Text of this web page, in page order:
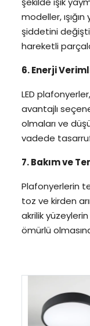
modeller,
şiddetini
hareketli
6. Enerji
LED
avantajlı
olmaları ve
vadede
7. Bakım ve
Plafonyerlerin
toz ve kirden
akrilik
ömürlü